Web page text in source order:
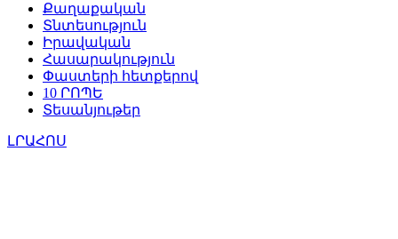
Քաղաքական
Տնտեսություն
Իրավական
Հասարակություն
Փաստերի հետքերով
10 ՐՈՊԵ
Տեսանյութեր
ԼՐԱՀՈՍ